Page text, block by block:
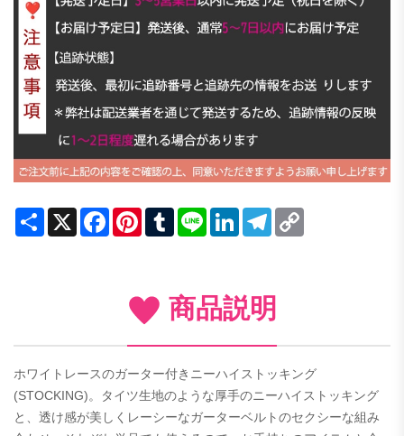
Share X FacebookPinterestTumblrLine LinkedInTelegram
商品説明
ホワイトレースのガーター付きニーハイストッキング
(STOCKING)。タイツ生地のような厚手のニーハイストッキング
と、透け感が美しくレーシーなガーターベルトのセクシーな組み